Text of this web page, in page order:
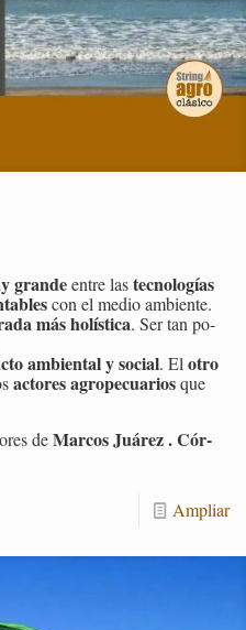
gran­deentre lastec­no­lo­gías
con el medio am­bien­te.
más ho­lís­ti­ca. Ser tan po­
am­bien­tal y so­cial. Elotro
ac­to­res agro­pe­cua­riosque
deMar­cos Juá­rez . Cór­
Am­pliar